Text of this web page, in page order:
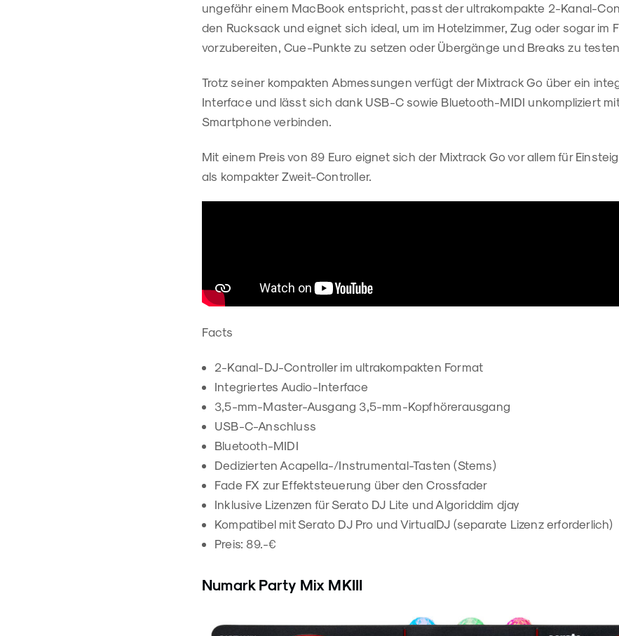
ungefähr einem MacBook entspricht, passt der ultrakompakte 2-Kanal-
den Rucksack und eignet sich ideal, um im Hotelzimmer, Zug oder sogar im
vorzubereiten, Cue-Punkte zu setzen oder Übergänge und Breaks zu
Trotz seiner kompakten Abmessungen verfügt der Mixtrack Go über ein
Interface und lässt sich dank USB-C sowie Bluetooth-MIDI unkompliziert
Smartphone verbinden.
Mit einem Preis von 89 Euro eignet sich der Mixtrack Go vor allem für
als kompakter Zweit-Controller.
Facts
2-Kanal-DJ-Controller im ultrakompakten Format
Integriertes Audio-Interface
3,5-mm-Master-Ausgang 3,5-mm-Kopfhörerausgang
USB-C-Anschluss
Bluetooth-MIDI
Dedizierten Acapella-/Instrumental-Tasten (Stems)
Fade FX zur Effektsteuerung über den Crossfader
Inklusive Lizenzen für Serato DJ Lite und Algoriddim djay
Kompatibel mit Serato DJ Pro und VirtualDJ (separate Lizenz erforderlich)
Preis: 89.-€
Numark Party Mix MKIII